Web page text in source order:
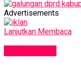
Advertisements
Lanjutkan Membaca